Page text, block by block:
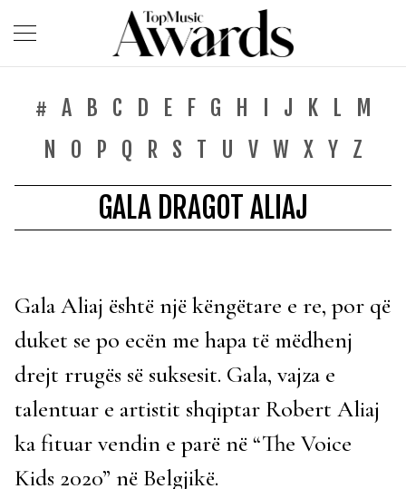
# A B C D E F G H J K L
M
N
O P Q R S T U V W X Y Z
GALA DRAGOT ALIAJ
Gala Aliaj është një këngëtare e re, por që
duket se po ecën me hapa të mëdhenj
drejt rrugës së suksesit. Gala, vajza e
talentuar e artistit shqiptar Robert Aliaj
ka fituar vendin e parë në “The Voice
Kids 2020” në Belgjikë.